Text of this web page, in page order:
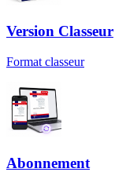
Version Classeur
Format classeur
Abonnement